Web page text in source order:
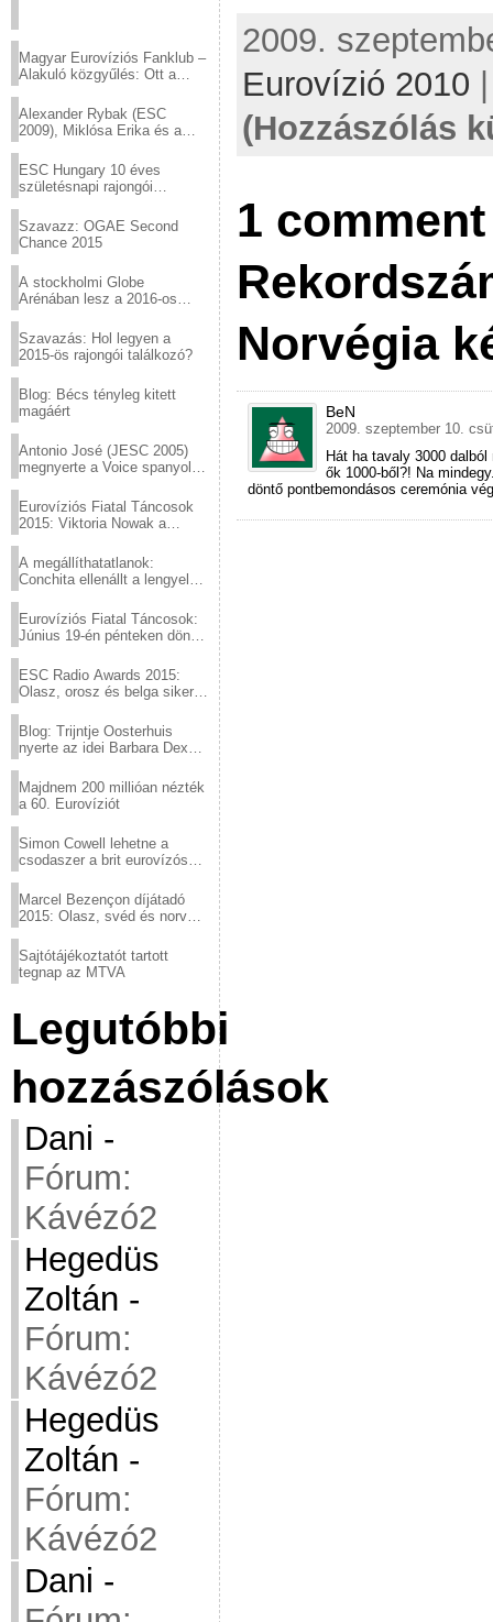
Magyar Eurovíziós Fanklub –
Alakuló közgyűlés: Ott a
Alexander Rybak (ESC
2009), Miklósa Erika és a
sztárjai a Margitszigeten
ESC Hungary 10 éves
születésnapi rajongói
Szavazz: OGAE Second
Chance 2015
A stockholmi Globe
Arénában lesz a 2016-os
Szavazás: Hol legyen a
2015-ös rajongói találkozó?
Blog: Bécs tényleg kitett
magáért
Antonio José (JESC 2005)
megnyerte a Voice spanyol
Eurovíziós Fiatal Táncosok
2015: Viktoria Nowak a
A megállíthatatlanok:
Conchita ellenállt a lengyel
Eurovíziós Fiatal Táncosok:
Június 19-én pénteken döntő
ESC Radio Awards 2015:
Olasz, orosz és belga siker,
Blog: Trijntje Oosterhuis
nyerte az idei Barbara Dex
Majdnem 200 millióan nézték
a 60. Eurovíziót
Simon Cowell lehetne a
csodaszer a brit eurovízós
Marcel Bezençon díjátadó
2015: Olasz, svéd és norvég
Sajtótájékoztatót tartott
tegnap az MTVA
Legutóbbi
hozzászólások
Dani -
Fórum:
Kávézó2
Hegedüs
Zoltán -
Fórum:
Kávézó2
Hegedüs
Zoltán -
Fórum:
Kávézó2
Dani -
2009.
Eurovízió 2010
(Hozzászólás
1
Norvégia
BeN
2009. szeptember 10.
Hát ha tavaly 3000
ők 1000-ből?! Na
döntő pontbemondásos ceremónia